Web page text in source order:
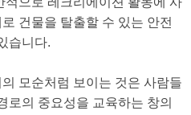
건물을 탈출할 수 있는 안전
습니다.
모순처럼 보이는 것은 사람들
로의 중요성을 교육하는 창의